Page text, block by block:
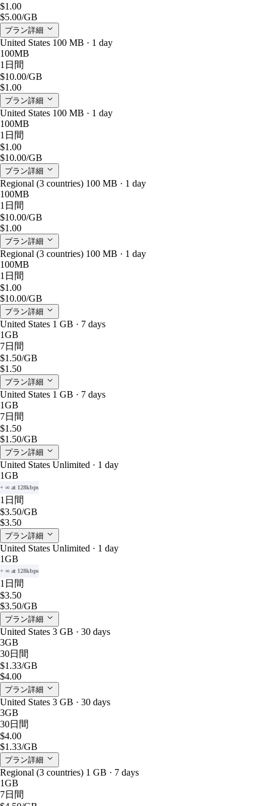
$1.00
$5.00/GB
プラン詳細
United States 100 MB · 1 day
100MB
1日間
$10.00/GB
$1.00
プラン詳細
United States 100 MB · 1 day
100MB
1日間
$1.00
$10.00/GB
プラン詳細
Regional (3 countries) 100 MB · 1 day
100MB
1日間
$10.00/GB
$1.00
プラン詳細
Regional (3 countries) 100 MB · 1 day
100MB
1日間
$1.00
$10.00/GB
プラン詳細
United States 1 GB · 7 days
1GB
7日間
$1.50/GB
$1.50
プラン詳細
United States 1 GB · 7 days
1GB
7日間
$1.50
$1.50/GB
プラン詳細
United States Unlimited · 1 day
1GB
+ ∞ at 128kbps
1日間
$3.50/GB
$3.50
プラン詳細
United States Unlimited · 1 day
1GB
+ ∞ at 128kbps
1日間
$3.50
$3.50/GB
プラン詳細
United States 3 GB · 30 days
3GB
30日間
$1.33/GB
$4.00
プラン詳細
United States 3 GB · 30 days
3GB
30日間
$4.00
$1.33/GB
プラン詳細
Regional (3 countries) 1 GB · 7 days
1GB
7日間